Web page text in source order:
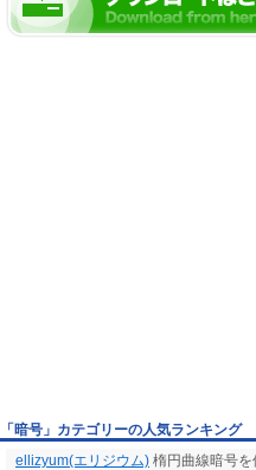
「暗号」カテゴリーの人気ランキング
ellizyum(エリジウム) 楕円曲線暗号